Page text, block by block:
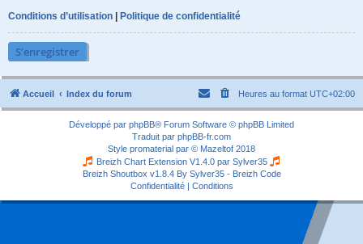
Conditions d’utilisation | Politique de confidentialité
S’enregistrer
Accueil Index du forum Heures au format UTC+02:00
Développé par phpBB® Forum Software © phpBB Limited
Traduit par phpBB-fr.com
Style promaterial par © Mazeltof 2018
Breizh Chart Extension V1.4.0 par Sylver35
Breizh Shoutbox v1.8.4 By Sylver35 - Breizh Code
Confidentialité| Conditions